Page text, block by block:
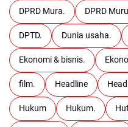
DPRD Mura. DPRD
DPTD. Dunia usaha.
Ekonomi & bisnis.
film. Headline
Hukum Hukum.